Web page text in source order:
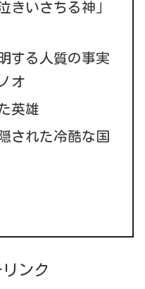
きいさちる神」
する人質の事実
オ
英雄
された冷酷な国
ンク